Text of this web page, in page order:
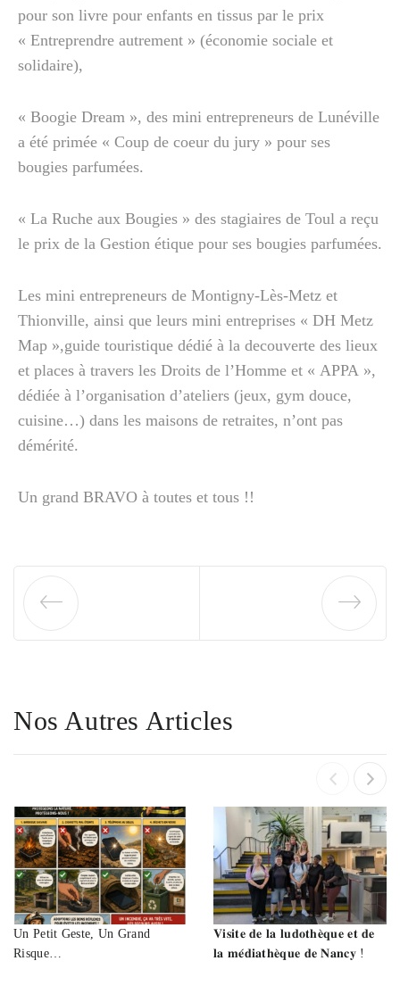
pour son livre pour enfants en tissus par le prix
« Entreprendre autrement » (économie sociale et
solidaire),
« Boogie Dream », des mini entrepreneurs de Lunéville
a été primée « Coup de coeur du jury » pour ses
bougies parfumées.
« La Ruche aux Bougies » des stagiaires de Toul a reçu
le prix de la Gestion étique pour ses bougies parfumées.
Les mini entrepreneurs de Montigny-Lès-Metz et
Thionville, ainsi que leurs mini entreprises « DH Metz
Map »,guide touristique dédié à la decouverte des lieux
et places à travers les Droits de l’Homme et « APPA »,
dédiée à l’organisation d’ateliers (jeux, gym douce,
cuisine…) dans les maisons de retraites, n’ont pas
démérité.
Un grand BRAVO à toutes et tous !!
Nos Autres Articles
Un Petit Geste, Un Grand
Risque…
𝐕𝐢𝐬𝐢𝐭𝐞 𝐝𝐞 𝐥𝐚 𝐥𝐮𝐝𝐨𝐭𝐡𝐞̀𝐪𝐮𝐞 𝐞𝐭 𝐝𝐞
𝐥𝐚 𝐦𝐞́𝐝𝐢𝐚𝐭𝐡𝐞̀𝐪𝐮𝐞 𝐝𝐞 𝐍𝐚𝐧𝐜𝐲 !